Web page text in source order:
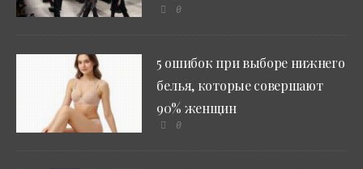
0
5 ошибок при выборе нижнего
белья, которые совершают
90% женщин
0